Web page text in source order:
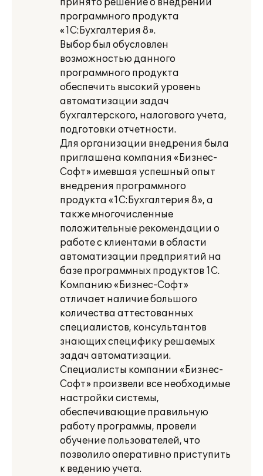
принято решение о внедрении
программного продукта
«1С:Бухгалтерия 8».
Выбор был обусловлен
возможностью данного
программного продукта
обеспечить высокий уровень
автоматизации задач
бухгалтерского, налогового учета,
подготовки отчетности.
Для организации внедрения была
приглашена компания «Бизнес-
Софт» имевшая успешный опыт
внедрения программного
продукта «1С:Бухгалтерия 8», а
также многочисленные
положительные рекомендации о
работе с клиентами в области
автоматизации предприятий на
базе программных продуктов 1С.
Компанию «Бизнес-Софт»
отличает наличие большого
количества аттестованных
специалистов, консультантов
знающих специфику решаемых
задач автоматизации.
Специалисты компании «Бизнес-
Софт» произвели все необходимые
настройки системы,
обеспечивающие правильную
работу программы, провели
обучение пользователей, что
позволило оперативно приступить
к ведению учета.